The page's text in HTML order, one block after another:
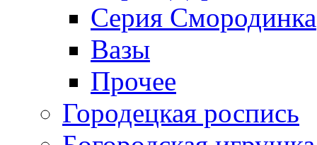
Серия Смородинка
Вазы
Прочее
Городецкая роспись